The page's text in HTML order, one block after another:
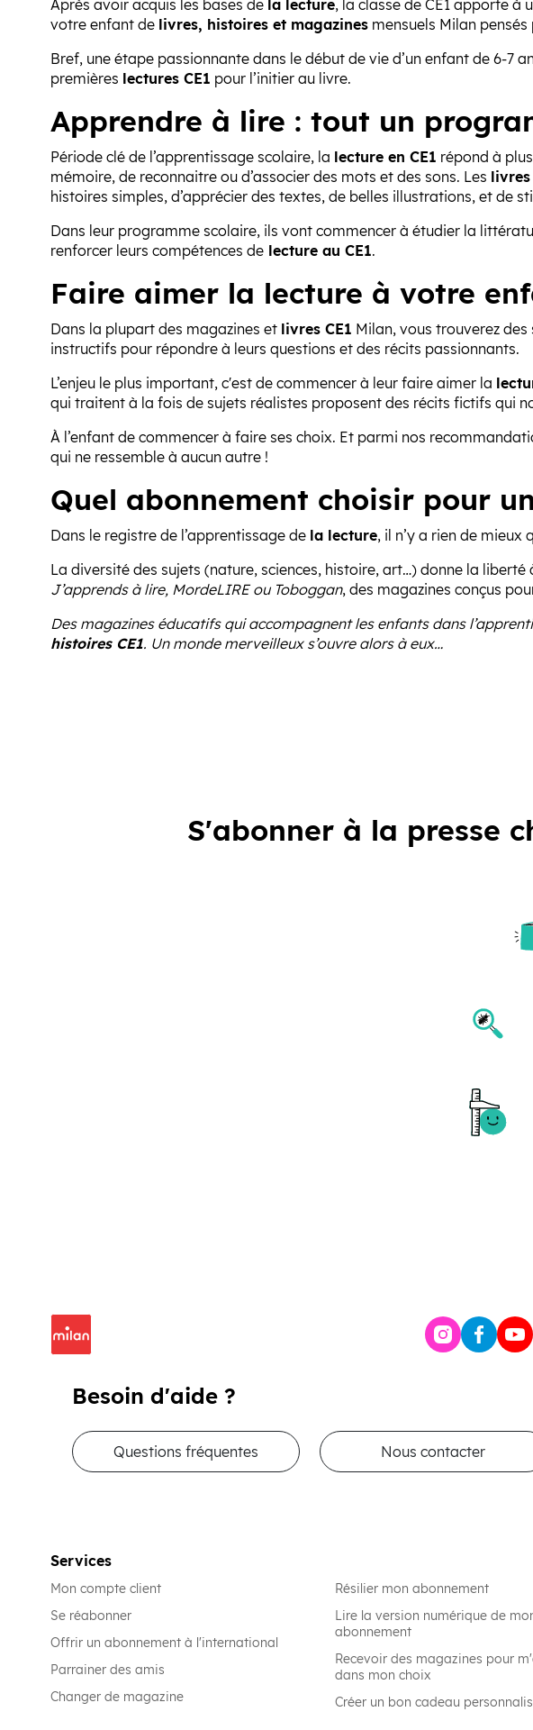
Après avoir acquis les bases de la lecture, la classe de CE1 apporte à
votre enfant de livres, histoires et magazines mensuels Milan
Bref, une étape passionnante dans le début de vie d’un enfant de 6-7
premières lectures CE1 pour l’initier au livre.
Apprendre à lire : tout un
Période clé de l’apprentissage scolaire, la lecture en CE1 répond à
mémoire, de reconnaitre ou d’associer des mots et des sons. Les livres
histoires simples, d’apprécier des textes, de belles illustrations, et de
Dans leur programme scolaire, ils vont commencer à étudier la
renforcer leurs compétences de lecture au CE1.
Faire aimer la lecture à votre
Dans la plupart des magazines et livres CE1 Milan, vous trouverez
instructifs pour répondre à leurs questions et des récits passionnants.
L’enjeu le plus important, c'est de commencer à leur faire aimer la
qui traitent à la fois de sujets réalistes proposent des récits fictifs qui
À l’enfant de commencer à faire ses choix. Et parmi nos
qui ne ressemble à aucun autre !
Quel abonnement choisir pour
Dans le registre de l’apprentissage de la lecture, il n’y a rien de mieux
La diversité des sujets (nature, sciences, histoire, art…) donne la
J’apprends à lire, MordeLIRE ou Toboggan, des magazines conçus
Des magazines éducatifs qui accompagnent les enfants dans
histoires CE1. Un monde merveilleux s’ouvre alors à eux…
S'abonner à la presse
Besoin d'aide ?
Questions fréquentes Nous contacter
Services
Mon compte client
Se réabonner
Offrir un abonnement à l'international
Parrainer des amis
Changer de magazine
Résilier mon abonnement
Lire la version numérique de
abonnement
Recevoir des magazines pour
dans mon choix
Créer un bon cadeau